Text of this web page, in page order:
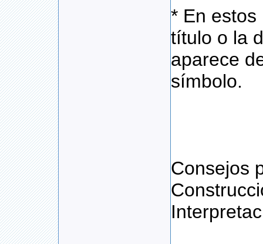
* En estos
título o la
aparece
símbolo.
Consejos